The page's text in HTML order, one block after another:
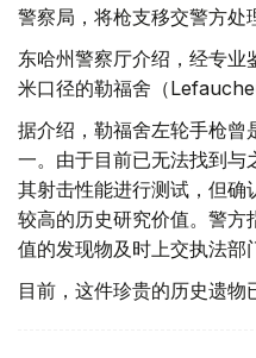
警察局，将枪支移交警方处
东哈州警察厅介绍，经专
米口径的勒福舍（
据介绍，勒福舍左轮手枪曾
一。由于目前已无法找到与
其射击性能进行测试，但确
较高的历史研究价值。警方
值的发现物及时上交执法部
目前，这件珍贵的历史遗物